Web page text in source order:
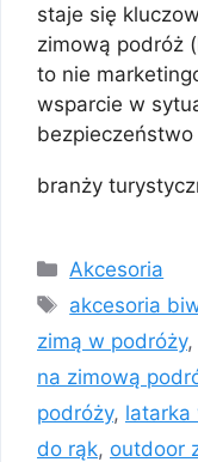
staje się
zimową podróż
to nie
wsparcie w
branży
Kategorie
Akcesoria
Tagi
akcesoria
zimą w podróży,
na zimową
podróży, latarka
do rąk, outdoor